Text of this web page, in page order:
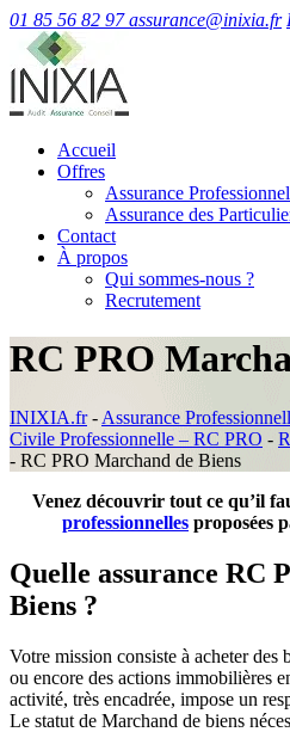
01 85 56 82 97 assurance@inixia.fr
Accueil
Offres
Assurance
Assurance des
Contact
À propos
Qui sommes-nous ?
Recrutement
RC PRO
INIXIA.fr- Assurance
Civile Professionnelle – RC PRO -
- RC PRO Marchand de Biens
Venez découvrir tout ce qu’il
professionnelles proposées
Quelle assurance RC
Biens ?
Votre mission consiste à acheter des
ou encore des actions immobilières
activité, très encadrée, impose un
Le statut de Marchand de biens